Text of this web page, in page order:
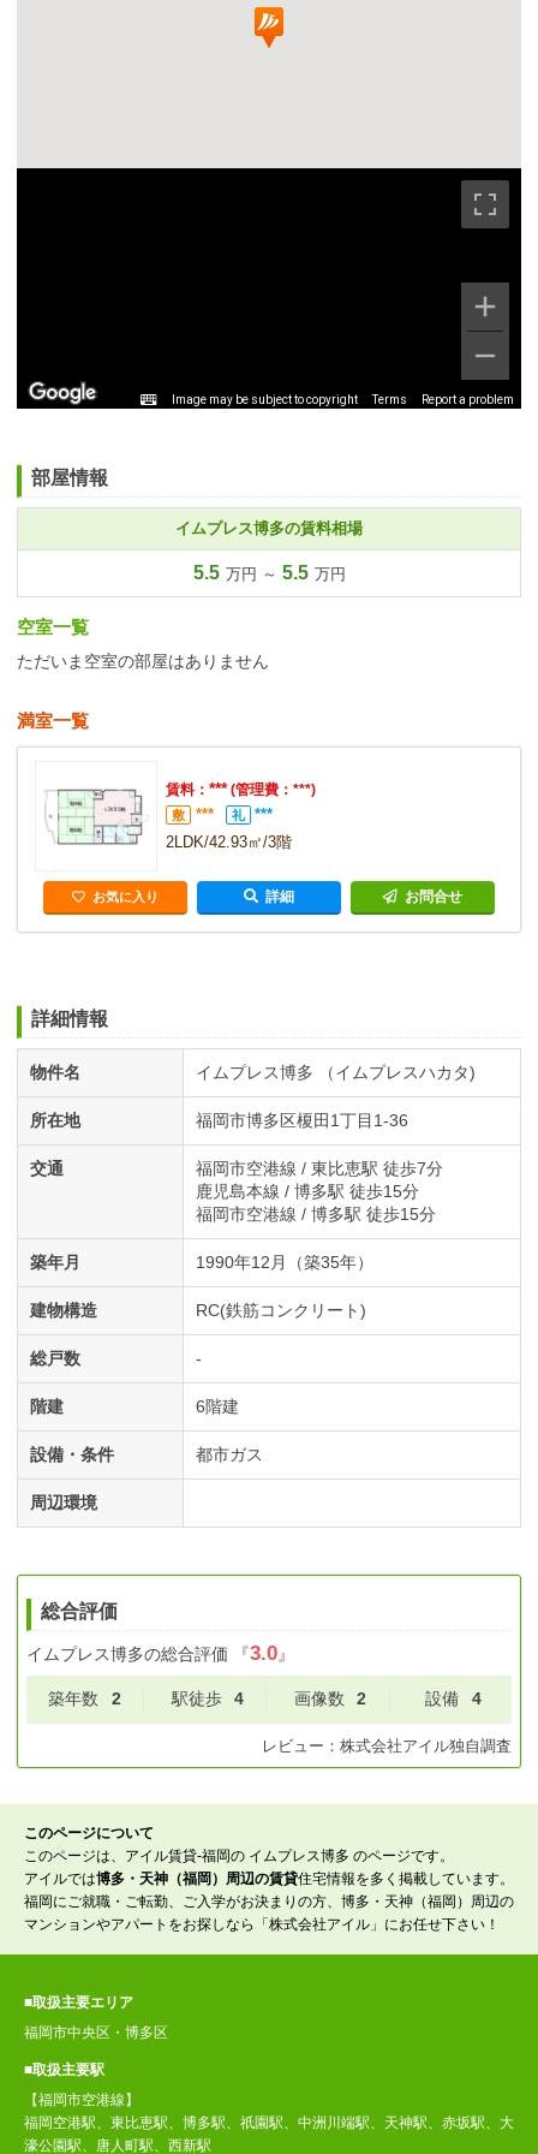
Image may be subject to copyright Terms Report a problem
部屋情報
イムプレス博多の賃料相場
5.5 万円 ～ 5.5 万円
空室一覧
ただいま空室の部屋はありません
満室一覧
賃料： ***(管理費：***)
敷 *** 礼
***
2LDK/42.93㎡/3階
お気に入り 詳細 お問合せ
詳細情報
物件名 イムプレス博多 （イムプレスハカタ)
所在地 福岡市博多区榎田1丁目1-36
交通
福岡市空港線 / 東比恵駅 徒歩7分
鹿児島本線 / 博多駅 徒歩15分
福岡市空港線 / 博多駅 徒歩15分
築年月 1990年12月（築35年）
建物構造 RC(鉄筋コンクリート)
総戸数 -
階建 6階建
設備・条件 都市ガス
周辺環境
総合評価
イムプレス博多の総合評価 『3.0』
築年数 2 駅徒歩 4 画像数 2 設備 4
レビュー： 株式会社アイル独自調査
このページについて
このページは、アイル賃貸-福岡の イムプレス博多 のページです。
アイルでは博多・天神（福岡）周辺の賃貸住宅情報を多く掲載しています。
福岡にご就職・ご転勤、ご入学がお決まりの方、博多・天神（福岡）周辺の
マンションやアパートをお探しなら「株式会社アイル」にお任せ下さい！
■取扱主要エリア
福岡市中央区・博多区
■取扱主要駅
【福岡市空港線】
福岡空港駅、東比恵駅、博多駅、祇園駅、中洲川端駅、天神駅、赤坂駅、大
濠公園駅、唐人町駅、西新駅